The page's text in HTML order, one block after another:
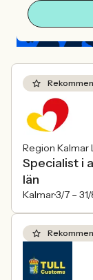
Region Kalmar
Specialist i
län
Kalmar3/7 –